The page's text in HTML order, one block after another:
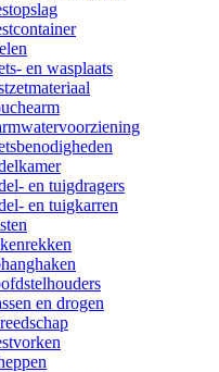
en wasplaats
en tuigdragers
en tuigkarren
en drogen